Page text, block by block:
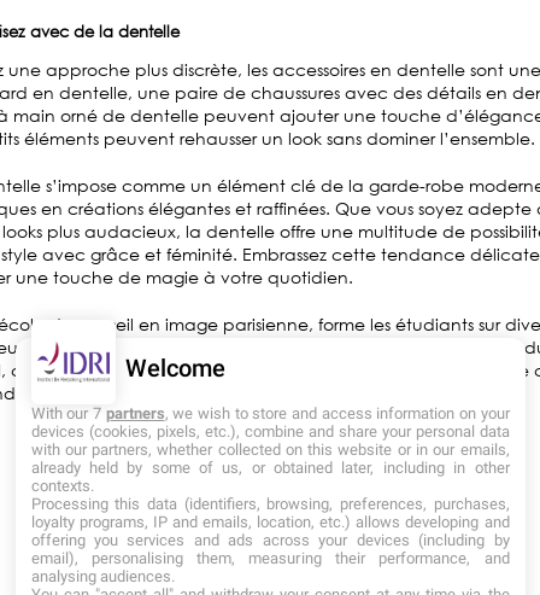
avec de la dentelle
une approche plus discrète, les accessoires en dentelle sont
en dentelle, une paire de chaussures avec des détails en
main orné de dentelle peuvent ajouter une touche
éléments peuvent rehausser un look sans dominer l’ensemble.
s’impose comme un élément clé de la garde-robe
en créations élégantes et raffinées. Que vous soyez adepte
looks plus audacieux, la dentelle offre une multitude de
avec grâce et féminité. Embrassez cette tendance délicate
une touche de magie à votre quotidien.
de conseil en image parisienne, forme les étudiants sur
permettant d’acquérir de solides compétences sur l’univers
c’est avoir la garantie de briller par la suite dans sa carrière de
plus, rejoignez-nous !
< RETOUR AUX ACTUALITÉS >
Welcome
With our 7 partners, we wish to store and access information on your
devices (cookies, pixels, etc.), combine and share your personal data
with our partners, whether collected on this website or in our emails,
already held by some of us, or obtained later, including in other
contexts.
Processing this data (identifiers, browsing, preferences, purchases,
loyalty programs, IP and emails, location, etc.) allows developing and
offering you services and ads across your devices (including by
email), personalising them, measuring their performance, and
analysing audiences.